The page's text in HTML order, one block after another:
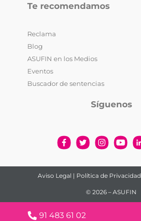
91 483 61 02
Te recomendamos
Reclama
Blog
ASUFIN en los Medios
Eventos
Buscador de sentencias
Síguenos
Aviso Legal | Política de Privacidad
© 2026 – ASUFIN